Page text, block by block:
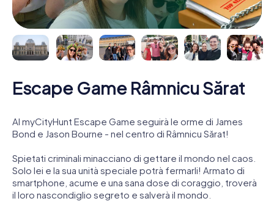
Escape Game Râmnicu Sărat
Al myCityHunt Escape Game seguirà le orme di James
Bond e Jason Bourne - nel centro di Râmnicu Sărat!
Spietati criminali minacciano di gettare il mondo nel caos.
Solo lei e la sua unità speciale potrà fermarli! Armato di
smartphone, acume e una sana dose di coraggio, troverà
il loro nascondiglio segreto e salverà il mondo.